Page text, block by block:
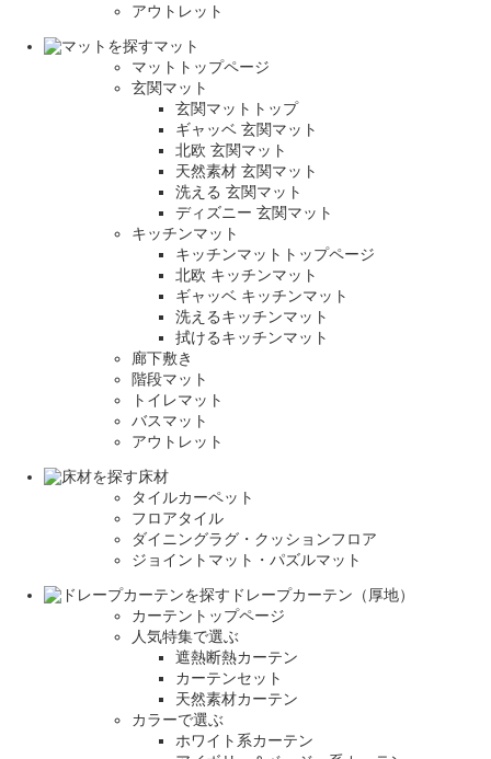
アウトレット
マット
マットトップページ
玄関マット
玄関マットトップ
ギャッベ 玄関マット
北欧 玄関マット
天然素材 玄関マット
洗える 玄関マット
ディズニー 玄関マット
キッチンマット
キッチンマットトップページ
北欧 キッチンマット
ギャッベ キッチンマット
洗えるキッチンマット
拭けるキッチンマット
廊下敷き
階段マット
トイレマット
バスマット
アウトレット
床材
タイルカーペット
フロアタイル
ダイニングラグ・クッションフロア
ジョイントマット・パズルマット
ドレープカーテン（厚地）
カーテントップページ
人気特集で選ぶ
遮熱断熱カーテン
カーテンセット
天然素材カーテン
カラーで選ぶ
ホワイト系カーテン